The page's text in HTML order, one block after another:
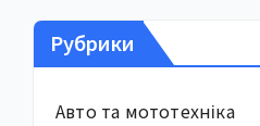
Рубрики
Авто та мототехніка